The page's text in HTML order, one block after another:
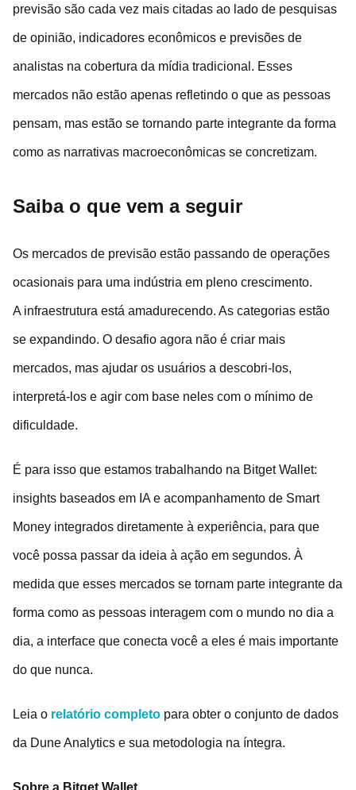
previsão são cada vez mais citadas ao lado de pesquisas
de opinião, indicadores econômicos e previsões de
analistas na cobertura da mídia tradicional. Esses
mercados não estão apenas refletindo o que as pessoas
pensam, mas estão se tornando parte integrante da forma
como as narrativas macroeconômicas se concretizam.
Saiba o que vem a seguir
Os mercados de previsão estão passando de operações
ocasionais para uma indústria em pleno crescimento.
A infraestrutura está amadurecendo. As categorias estão
se expandindo. O desafio agora não é criar mais
mercados, mas ajudar os usuários a descobri-los,
interpretá-los e agir com base neles com o mínimo de
dificuldade.
É para isso que estamos trabalhando na Bitget Wallet:
insights baseados em IA e acompanhamento de Smart
Money integrados diretamente à experiência, para que
você possa passar da ideia à ação em segundos. À
medida que esses mercados se tornam parte integrante da
forma como as pessoas interagem com o mundo no dia a
dia, a interface que conecta você a eles é mais importante
do que nunca.
Leia o relatório completo para obter o conjunto de dados
da Dune Analytics e sua metodologia na íntegra.
Sobre a Bitget Wallet